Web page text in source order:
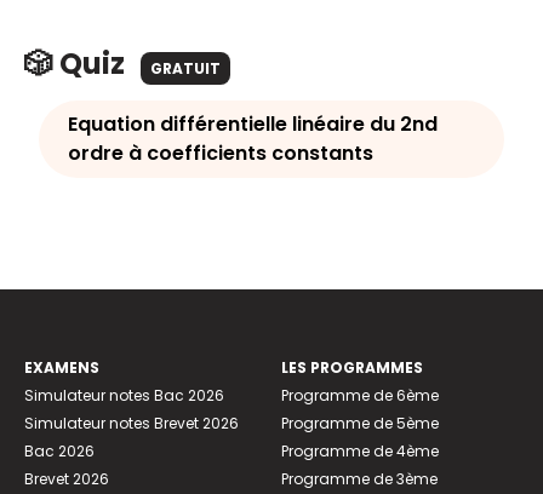
🎲 Quiz GRATUIT
Equation différentielle linéaire du 2nd
ordre à coefficients constants
EXAMENS
Simulateur notes Bac 2026
Simulateur notes Brevet 2026
Bac 2026
Brevet 2026
LES PROGRAMMES
Programme de 6ème
Programme de 5ème
Programme de 4ème
Programme de 3ème